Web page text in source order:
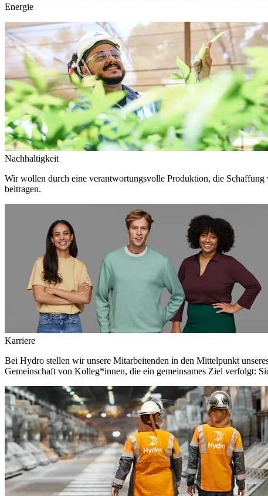
Energie
Nachhaltigkeit
Wir wollen durch eine verantwortungsvolle Produktion, die
beitragen.
Karriere
Bei Hydro stellen wir unsere Mitarbeitenden in den Mittelpunkt
Gemeinschaft von Kolleg*innen, die ein gemeinsames Ziel verfolgt: